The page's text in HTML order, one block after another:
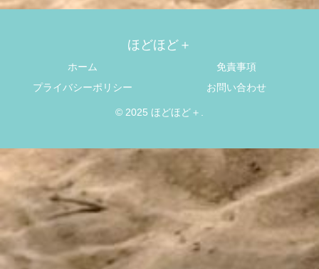
ほどほど＋
ホーム
免責事項
プライバシーポリシー
お問い合わせ
© 2025 ほどほど＋.